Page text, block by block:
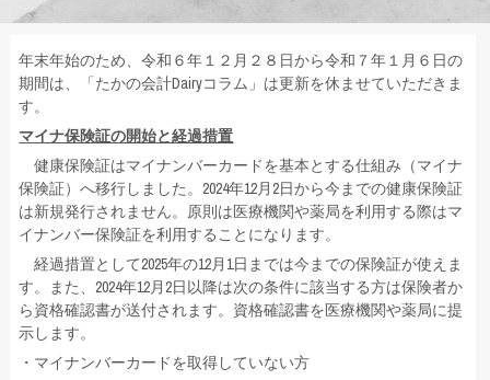
年末年始のため、令和６年１２月２８日から令和７年１月６日の
期間は、「たかの会計Dairyコラム」は更新を休ませていただきま
す。
マイナ保険証の開始と経過措置
健康保険証はマイナンバーカードを基本とする仕組み（マイナ
保険証）へ移行しました。2024年12月2日から今までの健康保険証
は新規発行されません。原則は医療機関や薬局を利用する際はマ
イナンバー保険証を利用することになります。
経過措置として2025年の12月1日までは今までの保険証が使えま
す。また、2024年12月2日以降は次の条件に該当する方は保険者か
ら資格確認書が送付されます。資格確認書を医療機関や薬局に提
示します。
・マイナンバーカードを取得していない方